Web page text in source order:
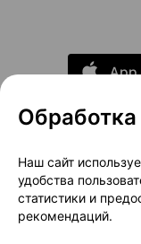
О
Размещение
Наш сайт
удобства
статистики и
рекомендаций.